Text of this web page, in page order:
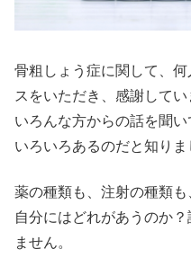
骨粗しょう症に関して、
スをいただき、感謝してい
いろんな方からの話を聞
いろいろあるのだと知りま
薬の種類も、注射の種類も
自分にはどれがあうのか
ません。